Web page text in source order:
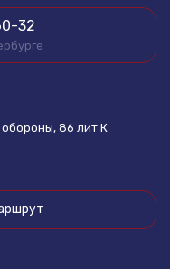
32
обороны, 86 лит К